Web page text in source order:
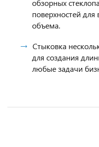
обзорных
поверхностей
объема.
Стыковка
для создания
любые задачи